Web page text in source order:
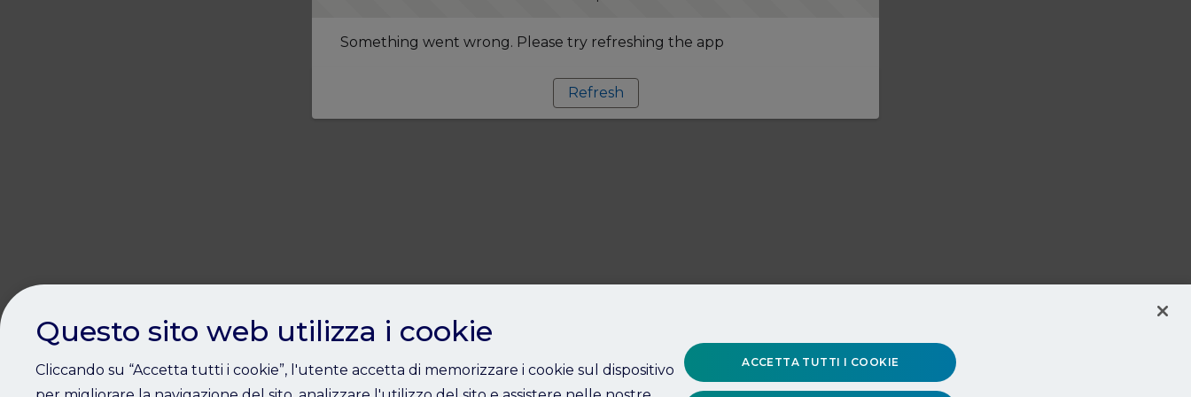
Something went wrong. Please try refreshing the app
Refresh
Questo sito web utilizza i cookie
Cliccando su “Accetta tutti i cookie”, l'utente accetta di memorizzare i cookie sul dispositivo
ACCETTA TUTTI I COOKIE